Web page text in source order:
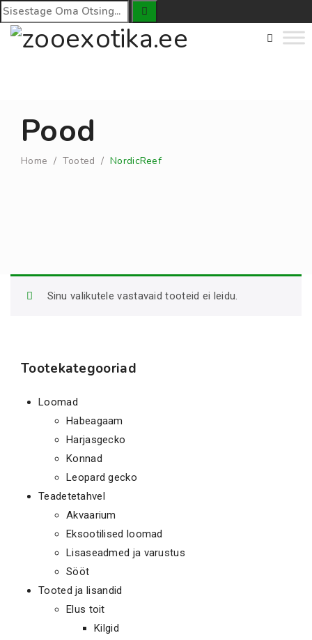
Pood
Home / Tooted /NordicReef
Sinu valikutele vastavaid tooteid ei leidu.
Tootekategooriad
Loomad
Habeagaam
Harjasgecko
Konnad
Leopard gecko
Teadetetahvel
Akvaarium
Eksootilised loomad
Lisaseadmed ja varustus
Sööt
Tooted ja lisandid
Elus toit
Kilgid